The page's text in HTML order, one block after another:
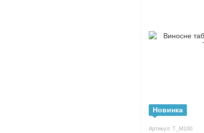
Новинка
Артикул: Т_М100